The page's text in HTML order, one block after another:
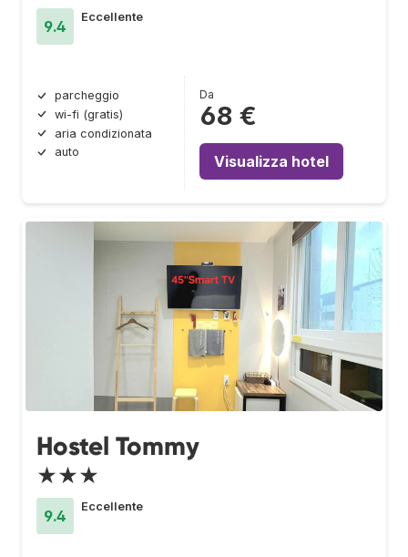
9.4
Eccellente
parcheggio
wi-fi (gratis)
aria condizionata
auto
Da
68 €
Visualizza hotel
Hostel Tommy
★★★
9.4
Eccellente